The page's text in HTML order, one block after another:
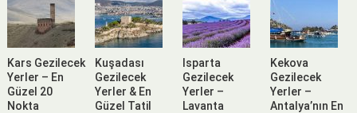
Kars Gezilecek
Yerler – En
Güzel 20
Nokta
Kuşadası
Gezilecek
Yerler & En
Güzel Tatil
Isparta
Gezilecek
Yerler –
Lavanta
Kekova
Gezilecek
Yerler –
Antalya’nın En